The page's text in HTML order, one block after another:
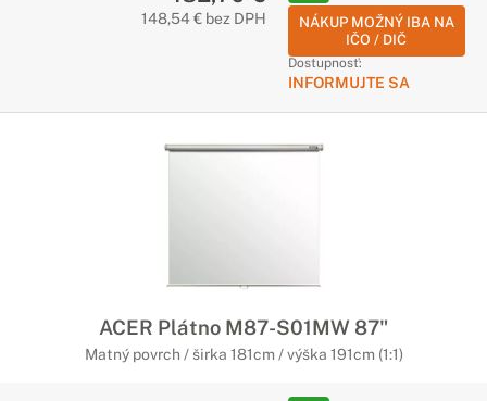
148,54 € bez DPH
NÁKUP MOŽNÝ IBA NA
IČO / DIČ
Dostupnosť:
INFORMUJTE SA
ACER Plátno M87-S01MW 87"
Matný povrch / širka 181cm / výška 191cm (1:1)